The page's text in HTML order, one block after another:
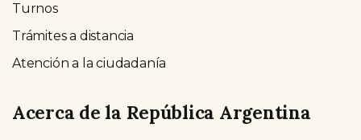
Turnos
Trámites a distancia
Atención a la ciudadanía
Acerca de la República Argentina